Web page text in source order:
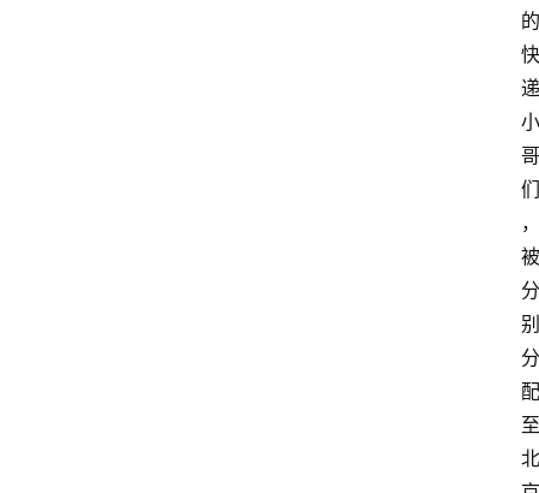
的
快
递
小
哥
们
，
被
分
别
分
配
至
北